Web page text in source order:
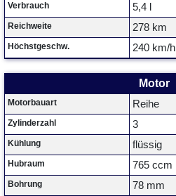
Verbrauch 5,4 l
Reichweite 278 km
Höchstgeschw. 240 km/h
Motor
Motorbauart Reihe
Zylinderzahl 3
Kühlung flüssig
Hubraum 765 ccm
Bohrung 78 mm